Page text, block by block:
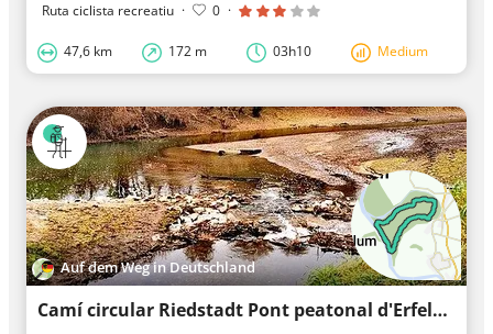
Ruta ciclista recreatiu · 0 ·
47,6 km 172 m 03h10 Medium
Auf dem Weg in Deutschland
Camí circular Riedstadt Pont peatonal d'Erfelden 3: Camí dels cormorans